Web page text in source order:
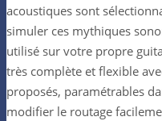
acoustiques sont
simuler ces mythiques
utilisé sur votre propre
très complète et flexible
proposés, paramétrables
modifier le routage